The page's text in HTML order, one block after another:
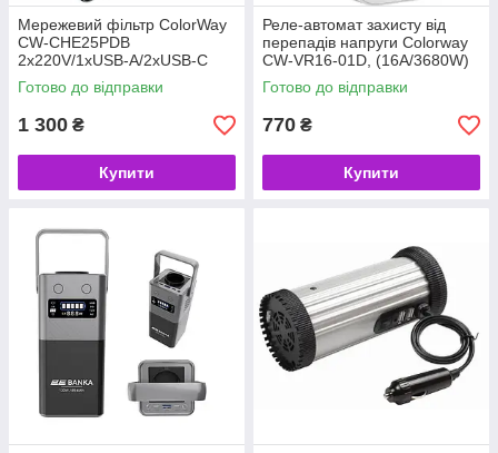
Мережевий фільтр СolorWay
CW-CHE25PDB
2x220V/1xUSB-A/2xUSB-C
(GaN45W) (код 157937)
Готово до відправки
1 300 ₴
Купити
Реле-автомат захисту від
перепадів напруги Colorway
CW-VR16-01D, (16A/3680W)
150V-210V/230V-280V DS1,
білий (код 135959)
Готово до відправки
770 ₴
Купити